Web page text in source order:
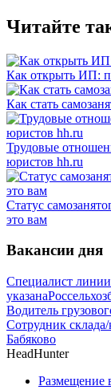
Читайте
Как открыть ИП:
Как стать
Трудовые
юристов hh.ru
Статус
это вам
Вакансии дня
Специалист
указана
Водитель
Сотрудник
Бабяково
HeadHunter
Размещение